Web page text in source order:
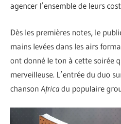
agencer l’ensemble de leurs
Dès les premières notes, le
mains levées dans les airs
ont donné le ton à cette soirée
merveilleuse. L’entrée du duo
chansonAfricadu populaire